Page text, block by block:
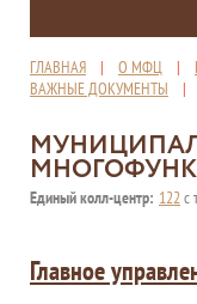
ГЛАВНАЯ | О МФЦ |
ВАЖНЫЕ ДОКУМЕНТЫ
Единый колл-центр: 122с
Главное